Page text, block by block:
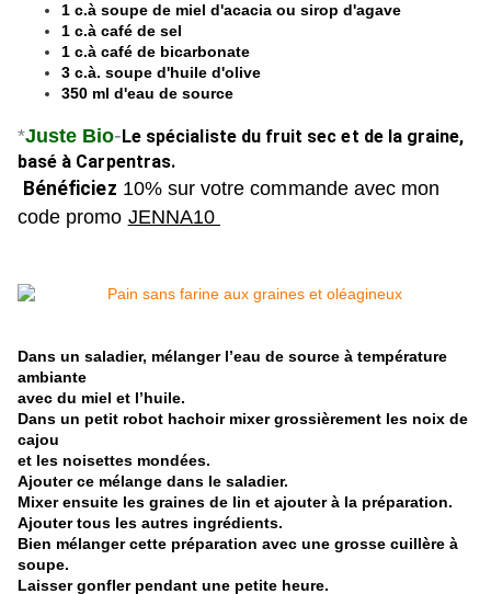
1 c.à soupe de miel d'acacia ou sirop d'agave
1 c.à café de sel
1 c.à café de bicarbonate
3 c.à. soupe d'huile d'olive
350 ml d'eau de source
*Juste Bio- Le spécialiste du fruit sec et de la graine,
basé à Carpentras.
Bénéficiez 10% sur votre commande avec mon
code promo JENNA10
Dans un saladier, mélanger l’eau de source à température
ambiante
avec du miel et l’huile.
Dans un petit robot hachoir mixer grossièrement les noix de
cajou
et les noisettes mondées.
Ajouter ce mélange dans le saladier.
Mixer ensuite les graines de lin et ajouter à la préparation.
Ajouter tous les autres ingrédients.
Bien mélanger cette préparation avec une grosse cuillère à
soupe.
Laisser gonfler pendant une petite heure.